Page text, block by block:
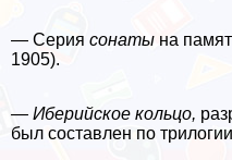
— Серия сонаты на
1905).
— Иберийское кольцо,
был составлен по